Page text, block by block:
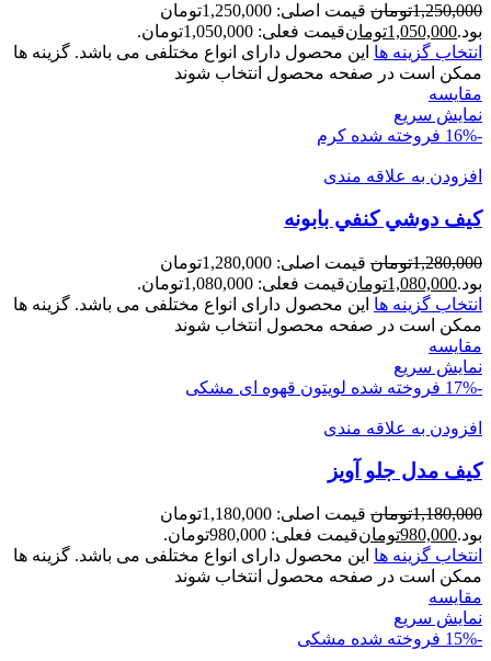
1,250,000تومان
قیمت اصلی: 1,250,000تومان
بود.1,050,000تومانقیمت فعلی: 1,050,000تومان.
انتخاب گزینه ها این محصول دارای انواع مختلفی می باشد. گزینه ها
ممکن است در صفحه محصول انتخاب شوند
مقايسه
نمایش سریع
-16%
فروخته شده کرم
افزودن به علاقه مندی
کیف دوشي کنفي بابونه
1,280,000تومان
قیمت اصلی: 1,280,000تومان
بود.1,080,000تومانقیمت فعلی: 1,080,000تومان.
انتخاب گزینه ها این محصول دارای انواع مختلفی می باشد. گزینه ها
ممکن است در صفحه محصول انتخاب شوند
مقايسه
نمایش سریع
-17%
فروخته شده لویتون قهوه ای مشکی
افزودن به علاقه مندی
کيف مدل جلو آويز
1,180,000تومان
قیمت اصلی: 1,180,000تومان
بود.980,000تومانقیمت فعلی: 980,000تومان.
انتخاب گزینه ها این محصول دارای انواع مختلفی می باشد. گزینه ها
ممکن است در صفحه محصول انتخاب شوند
مقايسه
نمایش سریع
-15%
فروخته شده مشکی